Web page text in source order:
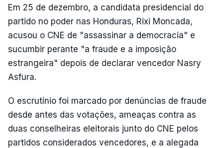
Em 25 de dezembro, a candidata presidencial do
partido no poder nas Honduras, Rixi Moncada,
acusou o CNE de "assassinar a democracia" e
sucumbir perante "a fraude e a imposição
estrangeira" depois de declarar vencedor Nasry
Asfura.
O escrutínio foi marcado por denúncias de fraude
desde antes das votações, ameaças contra as
duas conselheiras eleitorais junto do CNE pelos
partidos considerados vencedores, e a alegada